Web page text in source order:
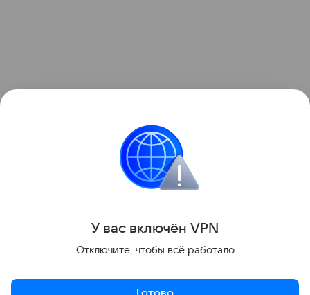
Стало известно в отраслевом министерстве, что
материальная помощь к школе переводится на
базовый счет получателя.
Поделиться
У вас включён VPN
Отключите, чтобы всё работало